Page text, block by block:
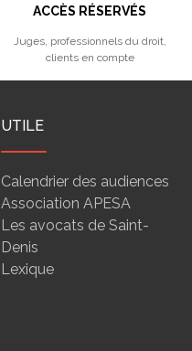
ACCÈS RÉSERVÉS
Juges, professionnels du droit,
clients en compte
UTILE
Calendrier des audiences
Association APESA
Les avocats de Saint-
Denis
Lexique